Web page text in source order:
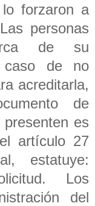
forzaron a
personas
de su
caso de no
acreditarla,
de
es
artículo 27
estatuye:
Los
del